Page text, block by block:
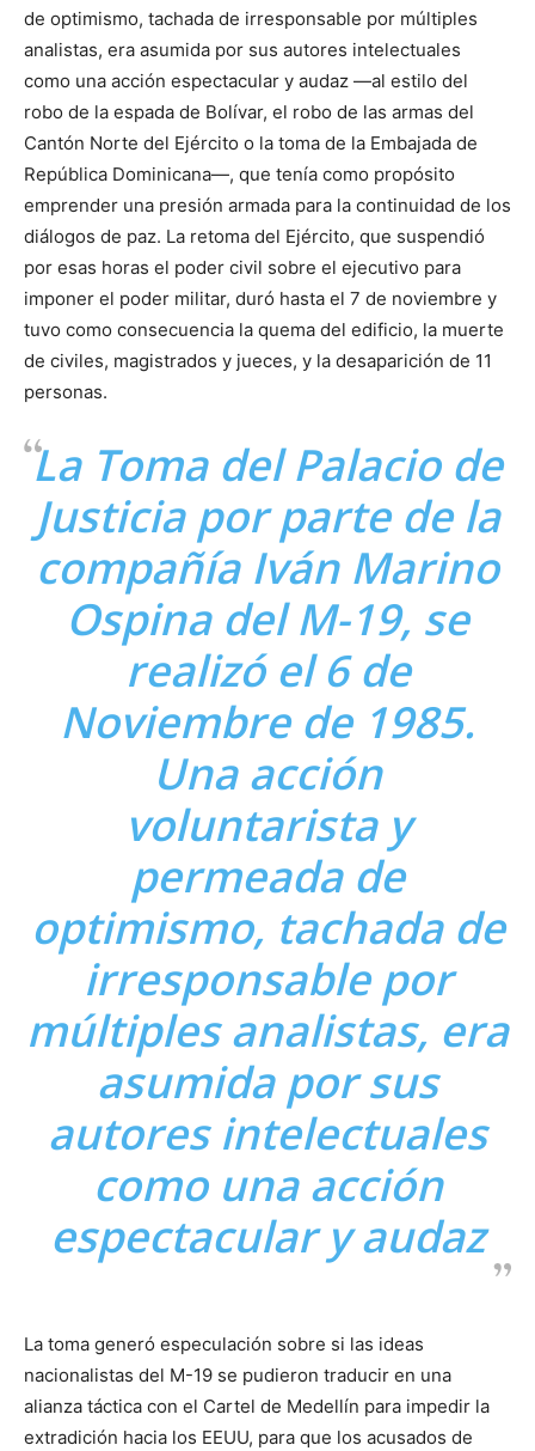
de optimismo, tachada de irresponsable por múltiples
analistas, era asumida por sus autores intelectuales
como una acción espectacular y audaz —al estilo del
robo de la espada de Bolívar, el robo de las armas del
Cantón Norte del Ejército o la toma de la Embajada de
República Dominicana—, que tenía como propósito
emprender una presión armada para la continuidad de los
diálogos de paz. La retoma del Ejército, que suspendió
por esas horas el poder civil sobre el ejecutivo para
imponer el poder militar, duró hasta el 7 de noviembre y
tuvo como consecuencia la quema del edificio, la muerte
de civiles, magistrados y jueces, y la desaparición de 11
personas.
La Toma del Palacio de
Justicia por parte de la
compañía Iván Marino
Ospina del M-19, se
realizó el 6 de
Noviembre de 1985.
Una acción
voluntarista y
permeada de
optimismo, tachada de
irresponsable por
múltiples analistas, era
asumida por sus
autores intelectuales
como una acción
espectacular y audaz
La toma generó especulación sobre si las ideas
nacionalistas del M-19 se pudieron traducir en una
alianza táctica con el Cartel de Medellín para impedir la
extradición hacia los EEUU, para que los acusados de